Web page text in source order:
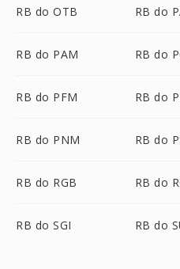
RB do OTB RB do
RB do PAM RB do
RB do PFM RB do
RB do PNM RB do
RB do RGB RB do
RB do SGI RB do